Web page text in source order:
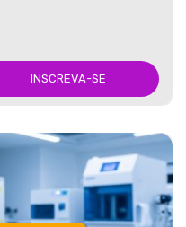
INSCREVA-SE